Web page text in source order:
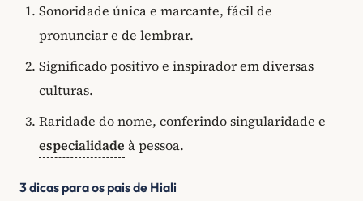
Sonoridade única e marcante, fácil de
pronunciar e de lembrar.
Significado positivo e inspirador em diversas
culturas.
Raridade do nome, conferindo singularidade e
especialidade à pessoa.
3 dicas para os pais de Hiali